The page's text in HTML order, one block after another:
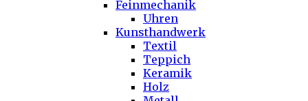
Feinmechanik
Uhren
Kunsthandwerk
Textil
Teppich
Keramik
Holz